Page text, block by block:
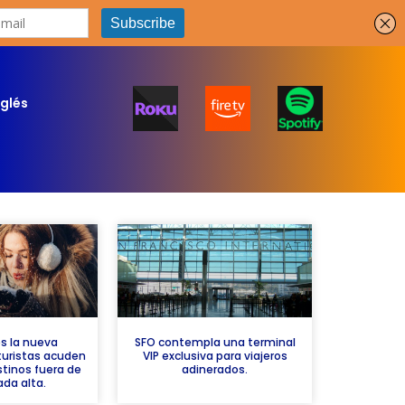
la nueva
acuden
fuera de
alta.
SFO contempla una terminal
VIP exclusiva para viajeros
adinerados.